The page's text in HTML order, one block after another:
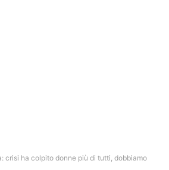
crisi ha colpito donne più di tutti, dobbiamo